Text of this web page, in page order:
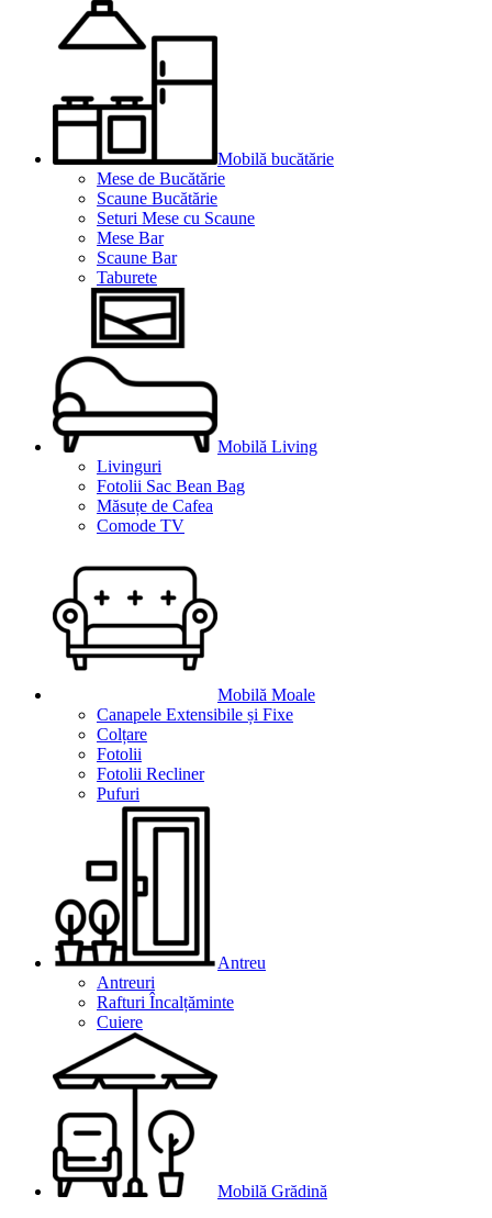
Mobilă bucătărie
Mese de Bucătărie
Scaune Bucătărie
Seturi Mese cu Scaune
Mese Bar
Scaune Bar
Taburete
Mobilă Living
Livinguri
Fotolii Sac Bean Bag
Măsuțe de Cafea
Comode TV
Mobilă Moale
Canapele Extensibile și Fixe
Colțare
Fotolii
Fotolii Recliner
Pufuri
Antreu
Antreuri
Rafturi Încalțăminte
Cuiere
Mobilă Grădină